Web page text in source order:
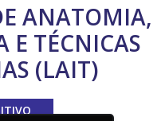
ANATOMIA,
E TÉCNICAS
(LAIT)